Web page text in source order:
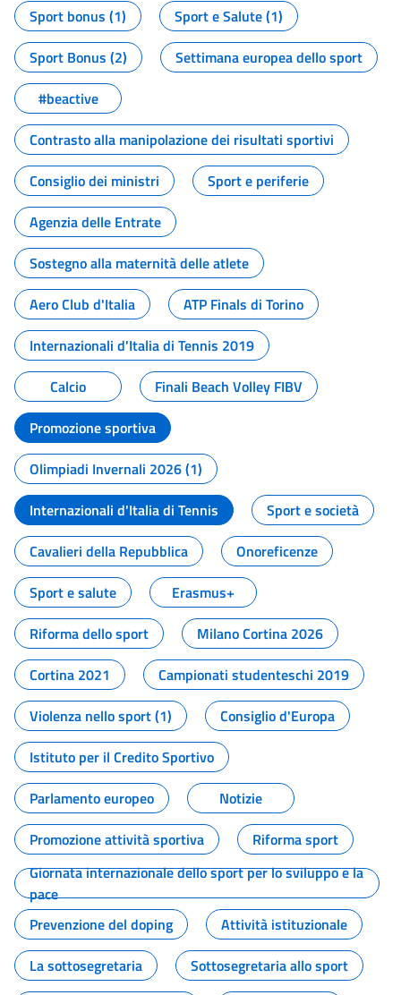
Sport bonus (1)
Sport e Salute (1)
Sport Bonus (2)
Settimana europea dello sport
#beactive
Contrasto alla manipolazione dei risultati sportivi
Consiglio dei ministri
Sport e periferie
Agenzia delle Entrate
Sostegno alla maternità delle atlete
Aero Club d'Italia
ATP Finals di Torino
Internazionali d'Italia di Tennis 2019
Calcio
Finali Beach Volley FIBV
Promozione sportiva
Olimpiadi Invernali 2026 (1)
Internazionali d'Italia di Tennis
Sport e società
Cavalieri della Repubblica
Onoreficenze
Sport e salute
Erasmus+
Riforma dello sport
Milano Cortina 2026
Cortina 2021
Campionati studenteschi 2019
Violenza nello sport (1)
Consiglio d'Europa
Istituto per il Credito Sportivo
Parlamento europeo
Notizie
Promozione attività sportiva
Riforma sport
Giornata internazionale dello sport per lo sviluppo e la
pace
Prevenzione del doping
Attività istituzionale
La sottosegretaria
Sottosegretaria allo sport